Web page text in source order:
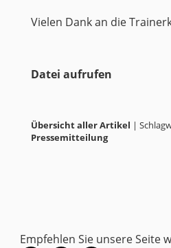
Vielen Dank an die
Datei aufrufen
Übersicht aller Artikel |
Pressemitteilung
Empfehlen Sie unsere Seite